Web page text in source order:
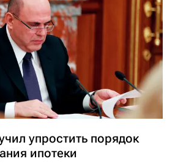
упростить порядок
ипотеки